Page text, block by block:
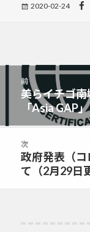
Posted
2020-02-24
前
前
の
投
稿:
美らイチゴ
「Asia GAP
次
次
の
政府発表（
て（2月29日